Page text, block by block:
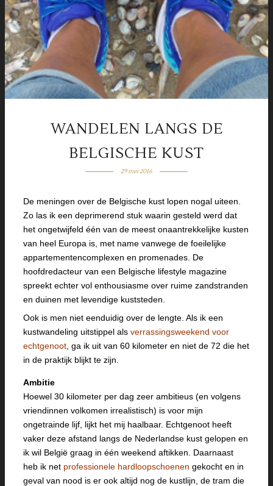
WANDELEN LANGS DE
BELGISCHE KUST
29 mei 2016
De meningen over de Belgische kust lopen nogal uiteen.
Zo las ik een deprimerend stuk waarin gesteld werd dat
het ongetwijfeld één van de meest onaantrekkelijke kusten
van heel Europa is, met name vanwege de foeilelijke
appartementencomplexen en promenades. De
hoofdredacteur van een Belgische lifestyle magazine
spreekt echter vol enthousiasme over ruime zandstranden
en duinen met levendige kuststeden.
Ook is men niet eenduidig over de lengte. Als ik een
kustwandeling uitstippel als verrassingsweekend voor
echtgenoot , ga ik uit van 60 kilometer en niet de 72 die het
in de praktijk blijkt te zijn.
Ambitie
Hoewel 30 kilometer per dag zeer ambitieus (en volgens
vriendinnen volkomen irrealistisch) is voor mijn
ongetrainde lijf, lijkt het mij haalbaar. Echtgenoot heeft
vaker deze afstand langs de Nederlandse kust gelopen en
ik wil België graag in één weekend aftikken. Daarnaast
heb ik net professionele hardloopschoenen gekocht en in
geval van nood is er ook altijd nog de kustlijn, de tram die